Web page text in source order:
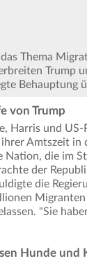
Thema
Trump
Behauptung
von Trump
Harris und US-
Amtszeit in
Nation, die im
der
die
"Sie
Hunde und